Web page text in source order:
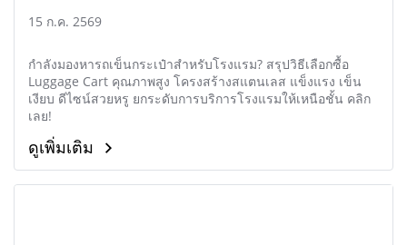
ทนทาน
15 ก.ค. 2569
กำลังมองหารถเข็นกระเป๋าสำหรับโรงแรม? สรุปวิธีเลือกซื้อ
Luggage Cart คุณภาพสูง โครงสร้างสแตนเลส แข็งแรง เข็น
เงียบ ดีไซน์สวยหรู ยกระดับการบริการโรงแรมให้เหนือชั้น คลิก
เลย!
ดูเพิ่มเติม